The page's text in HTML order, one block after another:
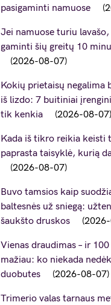
pasigaminti namuose
Jei namuose turiu
gaminti šių greitų 10
2026-08-07
Kokių prietaisų negalima
iš lizdo: 7 buitiniai
tik kenkia
2026-08-07
Kada iš tikro reikia keisti
paprasta taisyklė, kurią
2026-08-07
Buvo tamsios kaip
baltesnės už sniegą:
šaukšto druskos
Vienas draudimas – ir
mažiau: ko niekada
duobutes
2026-08-07
Trimerio valas tarnaus